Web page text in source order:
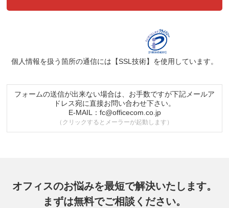
広告配信の効率化、マーケティング活動などのために、氏名、メ
ュ化などの適切なセキュリティ対策を施した上で、広告配信サー
ビス提供事業者に提供する場合があります。提供した個人情報
は、広告配信サービス提供事業者のプライバシーポリシーに基づ
き取り扱われます。
個人情報の取扱業務の全部または一部を外部に業務委託する場合
があります。その際、弊社は、個人情報を適切に保護できる管理
体制を敷き実行していることを条件として委託先を厳選したうえ
で、機密保持契約を委託先と締結し、お客様の個人情報を厳密に
その際、弊社はご本人を確認させていただいたうえで、合理的な
期間内に対応いたします。
オフィスコム株式会社 個人情報問合せ窓口
個人情報を扱う箇所の通信には 【SSL技術】 を使用しています。
フォームの送信が出来ない場合は、お手数ですが下記メールア
ドレス宛に直接お問い合わせ下さい。
E-MAIL： fc@officecom.co.jp
（クリックするとメーラーが起動します）
オフィスのお悩みを最短で解決いたします。
まずは無料でご相談ください。